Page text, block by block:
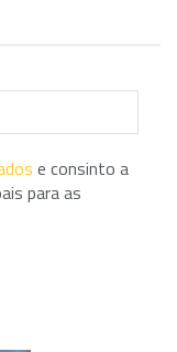
e consinto a
para as